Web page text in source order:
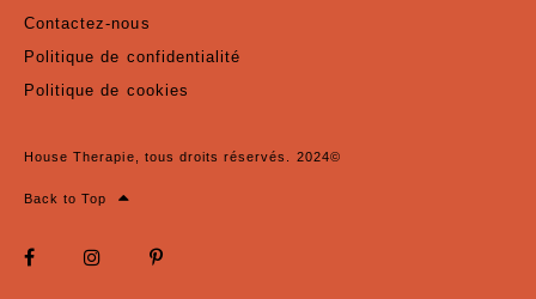
Contactez-nous
Politique de confidentialité
Politique de cookies
House Therapie, tous droits réservés. 2024©
Back to Top